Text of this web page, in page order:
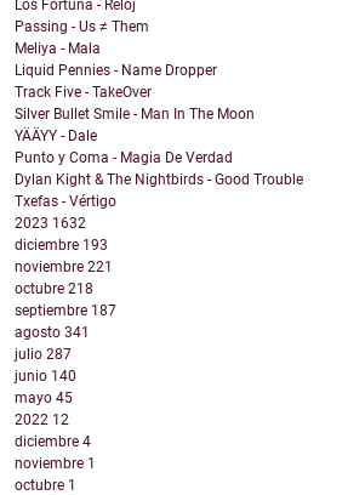
Los Fortuna - Reloj
Passing - Us ≠ Them
Meliya - Mala
Liquid Pennies - Name Dropper
Track Five - TakeOver
Silver Bullet Smile - Man In The Moon
YÄÄYY - Dale
Punto y Coma - Magia De Verdad
Dylan Kight & The Nightbirds - Good Trouble
Txefas - Vértigo
2023 1632
diciembre 193
noviembre 221
octubre 218
septiembre 187
agosto 341
julio 287
junio 140
mayo 45
2022 12
diciembre 4
noviembre 1
octubre 1